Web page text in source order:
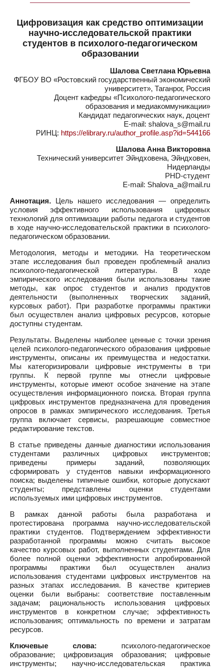
Цифровизация как средство оптимизации
научно-исследовательской практики
студентов в психолого-педагогическом
образовании
Шалова Светлана Юрьевна
ФГБОУ ВО «Ростовский государственный экономический
университет», Таганрог, Россия
Доцент кафедры «Психолого-педагогического
образования и медиакоммуникации»
Кандидат педагогических наук, доцент
E-mail: shalova_s@mail.ru
РИНЦ: https://elibrary.ru/author_profile.asp?id=544166
Шалова Анна Викторовна
Технический университет Эйндховена, Эйндховен,
Нидерланды
PHD-студент
E-mail: Shalova_a@mail.ru
Аннотация. Цель нашего исследования — определить
условия эффективного использования цифровых
технологий для оптимизации работы педагога и студентов
в ходе научно-исследовательской практики в психолого-
педагогическом образовании.
Методология, методы и методики. На теоретическом
этапе исследования был проведен проблемный анализ
психолого-педагогической литературы. В ходе
эмпирического исследования были использованы такие
методы, как опрос студентов и анализ продуктов
деятельности (выполненных творческих заданий,
курсовых работ). При разработке программы практики
был осуществлен анализ цифровых ресурсов, которые
доступны студентам.
Результаты. Выделены наиболее ценные с точки зрения
целей психолого-педагогического образования цифровые
инструменты, описаны их преимущества и недостатки.
Мы категоризировали цифровые инструменты в три
группы. К первой группе мы отнесли цифровые
инструменты, которые имеют особое значение на этапе
осуществления информационного поиска. Вторая группа
цифровых инструментов предназначена для проведения
опросов в рамках эмпирического исследования. Третья
группа включает сервисы, разрешающие совместное
редактирование текстов.
В статье приведены данные диагностики использования
студентами различных цифровых инструментов;
приведены примеры заданий, позволяющих
сформировать у студентов навыки информационного
поиска; выделены типичные ошибки, которые допускают
студенты; представлены оценки студентами
используемых ими цифровых инструментов.
В рамках данной работы была разработана и
протестирована программа научно-исследовательской
практики студентов. Подтверждением эффективности
разработанной программы можно считать высокое
качество курсовых работ, выполненных студентами. Для
более полной оценки эффективности апробированной
программы практики был осуществлен анализ
использования студентами цифровых инструментов на
разных этапах исследования. В качестве критериев
оценки были выбраны: соответствие поставленным
задачам; рациональность использования цифровых
инструментов в конкретном случае; эффективность
использования; оптимальность по времени и затратам
ресурсов.
Ключевые слова: психолого-педагогическое
образование; цифровизация образования; цифровые
инструменты; научно-исследовательская практика